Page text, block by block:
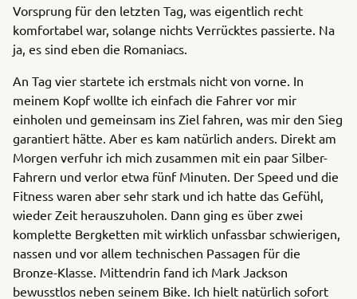
Vorsprung für den letzten Tag, was eigentlich recht
komfortabel war, solange nichts Verrücktes passierte. Na
ja, es sind eben die Romaniacs.
An Tag vier startete ich erstmals nicht von vorne. In
meinem Kopf wollte ich einfach die Fahrer vor mir
einholen und gemeinsam ins Ziel fahren, was mir den Sieg
garantiert hätte. Aber es kam natürlich anders. Direkt am
Morgen verfuhr ich mich zusammen mit ein paar Silber-
Fahrern und verlor etwa fünf Minuten. Der Speed und die
Fitness waren aber sehr stark und ich hatte das Gefühl,
wieder Zeit herauszuholen. Dann ging es über zwei
komplette Bergketten mit wirklich unfassbar schwierigen,
nassen und vor allem technischen Passagen für die
Bronze-Klasse. Mittendrin fand ich Mark Jackson
bewusstlos neben seinem Bike. Ich hielt natürlich sofort